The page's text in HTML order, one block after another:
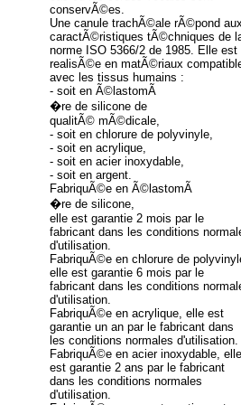
conservÃ©es.
Une canule trachÃ©ale rÃ©pond
caractÃ©ristiques tÃ©chniques de
norme ISO 5366/2 de 1985. Elle est
realisÃ©e en matÃ©riaux
avec les tissus humains :
- soit en Ã©lastomÃ
�re de silicone de
qualitÃ© mÃ©dicale,
- soit en chlorure de polyvinyle,
- soit en acrylique,
- soit en acier inoxydable,
- soit en argent.
FabriquÃ©e en Ã©lastomÃ
�re de silicone,
elle est garantie 2 mois par le
fabricant dans les conditions
d'utilisation.
FabriquÃ©e en chlorure de
elle est garantie 6 mois par le
fabricant dans les conditions
d'utilisation.
FabriquÃ©e en acrylique, elle est
garantie un an par le fabricant dans
les conditions normales d'utilisation.
FabriquÃ©e en acier inoxydable, elle
est garantie 2 ans par le fabricant
dans les conditions normales
d'utilisation.